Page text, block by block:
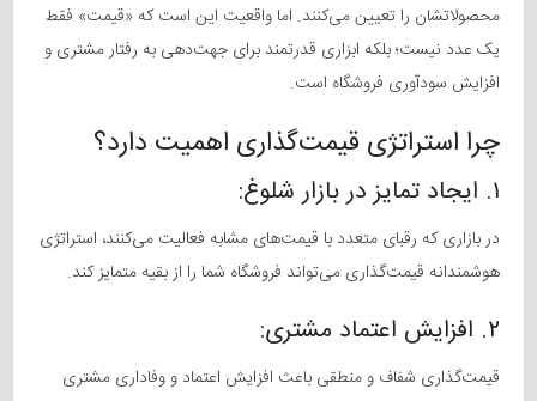
محصولاتشان را تعیین می‌کنند. اما واقعیت این است که «قیمت» فقط
یک عدد نیست؛ بلکه ابزاری قدرتمند برای جهت‌دهی به رفتار مشتری و
افزایش سودآوری فروشگاه است.
چرا استراتژی قیمت‌گذاری اهمیت دارد؟
۱. ایجاد تمایز در بازار شلوغ:
در بازاری که رقبای متعدد با قیمت‌های مشابه فعالیت می‌کنند، استراتژی
هوشمندانه قیمت‌گذاری می‌تواند فروشگاه شما را از بقیه متمایز کند.
۲. افزایش اعتماد مشتری:
قیمت‌گذاری شفاف و منطقی باعث افزایش اعتماد و وفاداری مشتری